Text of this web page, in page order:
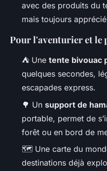
avec des produits du
mais toujours
Pour l'aventurier et le
⛺ Une tente bivouac
quelques secondes,
escapades express.
🌳 Un support de
portable, permet de
forêt ou en bord de
🗺️ Une carte du
destinations déjà